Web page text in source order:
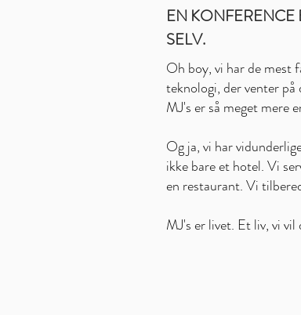
EN KONFERENCE
SELV.
Oh boy, vi har de mest
teknologi, der venter på
MJ's er så meget mere
Og ja, vi har
ikke bare et hotel. Vi
en restaurant. Vi
MJ's er livet. Et liv, vi